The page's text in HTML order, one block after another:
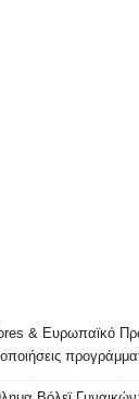
& Ευρωπαϊκό